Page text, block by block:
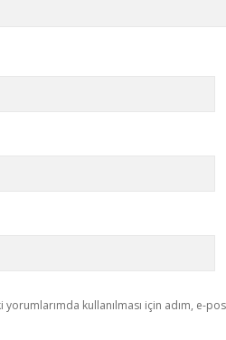
yorumlarımda kullanılması için adım, e-